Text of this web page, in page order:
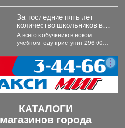
За последние пять лет
количество школьников в
Кузбассе сократилось на
8%
А всего к обучению в новом
учебном году приступит 296 000
КАТАЛОГИ
магазинов города